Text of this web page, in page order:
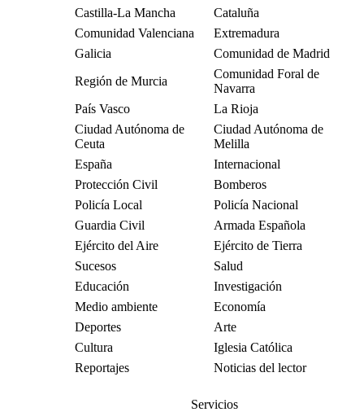
Castilla-La Mancha
Cataluña
Comunidad Valenciana
Extremadura
Galicia
Comunidad de Madrid
Región de Murcia
Comunidad Foral de
Navarra
País Vasco
La Rioja
Ciudad Autónoma de
Ceuta
Ciudad Autónoma de
Melilla
España
Internacional
Protección Civil
Bomberos
Policía Local
Policía Nacional
Guardia Civil
Armada Española
Ejército del Aire
Ejército de Tierra
Sucesos
Salud
Educación
Investigación
Medio ambiente
Economía
Deportes
Arte
Cultura
Iglesia Católica
Reportajes
Noticias del lector
Servicios